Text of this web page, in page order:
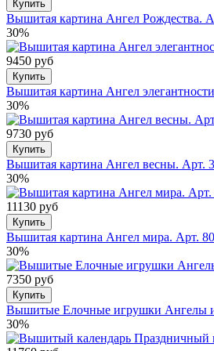
Купить
Вышитая картина Ангел Рождества.
30%
9450 руб
Купить
Вышитая картина Ангел
30%
9730 руб
Купить
Вышитая картина Ангел весны. Арт.
30%
11130 руб
Купить
Вышитая картина Ангел мира. Арт.
30%
7350 руб
Купить
Вышитые Елочные игрушки Ангелы
30%